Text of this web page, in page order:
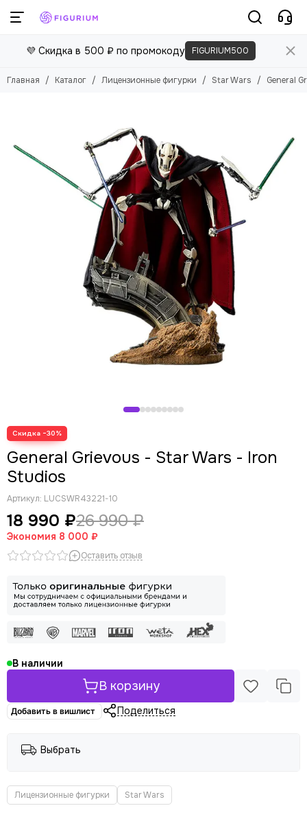
Лицензионные фигурки
Смотреть все товары
The Lord of the Rings
💜 Скидка в 500 ₽ по промокоду FIGURIUM500
Главная Каталог Лицензионные фигурки Star Wars General
Скидка −30%
General Grievous - Star Wars - Iron
Studios
Артикул: LUCSWR43221-10
18 990 ₽26 990 ₽
Экономия 8 000 ₽
Оставить отзыв
В наличии
В корзину
Добавить в вишлист Поделиться
Выбрать
Лицензионные фигурки Star Wars